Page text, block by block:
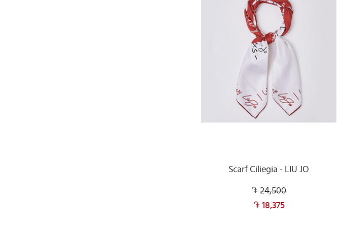
Scarf Ciliegia - LIU JO
24,500
18,375